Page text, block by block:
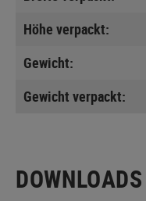
Höhe verpackt:
Gewicht:
Gewicht verpackt:
DOWNLOADS